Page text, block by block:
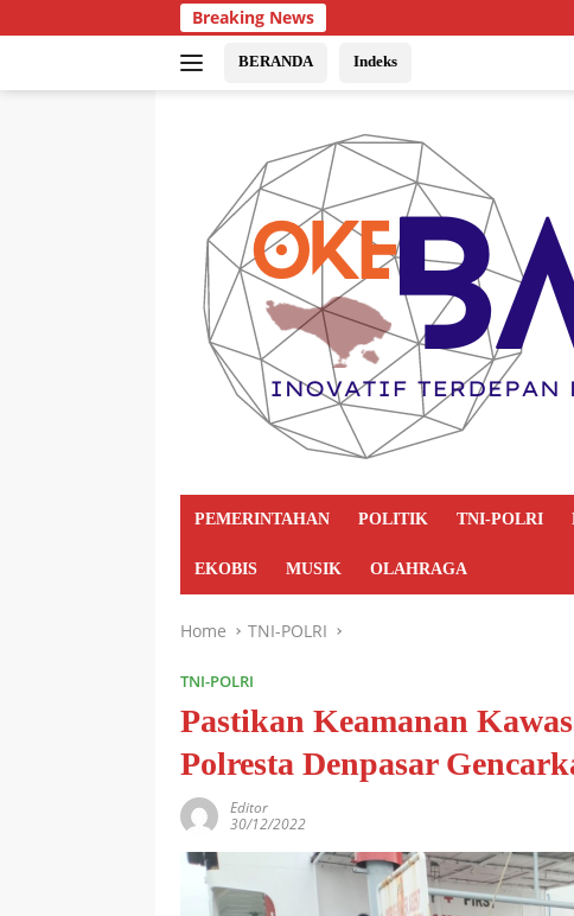
Breaking News
BERANDA Indeks
PEMERINTAHAN POLITIK TNI-POLRI
EKOBIS MUSIK OLAHRAGA
Home TNI-POLRI
TNI-POLRI
Pastikan Keamanan
Polresta Denpasar
Editor
30/12/2022